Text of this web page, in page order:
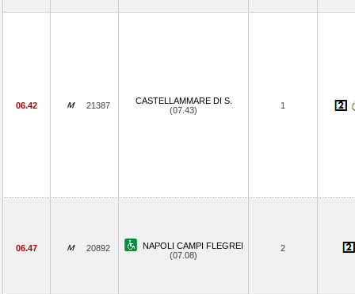
06.42 21387
CASTELLAMMARE DI S.
(07.43)
1
06.47 20892
NAPOLI CAMPI FLEGREI
(07.08)
2